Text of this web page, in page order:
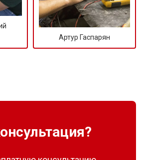
Артур Гаспарян